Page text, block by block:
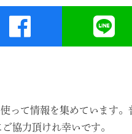
って情報を集めています
協力頂けれ幸いです。